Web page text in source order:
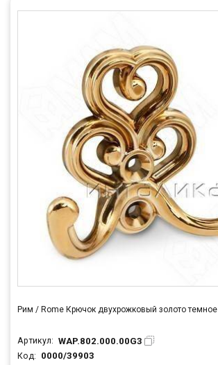
Рим / Rome Крючок двухрожковый золото темное
Артикул: WAP.802.000.00G3
Код: 0000/39903